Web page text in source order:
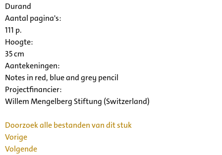
Durand
Aantal pagina's:
111 p.
Hoogte:
35 cm
Aantekeningen:
Notes in red, blue and grey pencil
Projectfinancier:
Willem Mengelberg Stiftung (Switzerland)
Doorzoek alle bestanden van dit stuk
Vorige
Volgende